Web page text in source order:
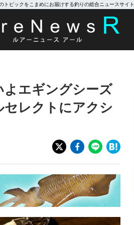
トピックをこまめにお届けする釣りの総合ニュースサイト
よエギングシーズ
レクトにアクシ